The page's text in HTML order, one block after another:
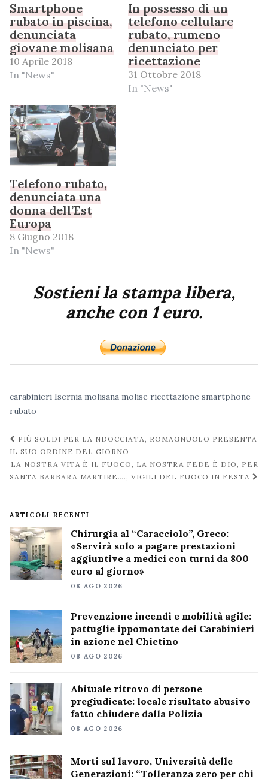
Smartphone
rubato in piscina,
denunciata
giovane molisana
10 Aprile 2018
In "News"
In possesso di un
telefono cellulare
rubato, rumeno
denunciato per
ricettazione
31 Ottobre 2018
In "News"
Telefono rubato,
denunciata una
donna dell’Est
Europa
8 Giugno 2018
In "News"
Sostieni la stampa libera,
anche con 1 euro.
carabinieri Isernia molisana molise ricettazione smartphone
rubato
Navigazione
post
PIÙ SOLDI PER LA NDOCCIATA, ROMAGNUOLO PRESENTA
IL SUO ORDINE DEL GIORNO
LA NOSTRA VITA È IL FUOCO, LA NOSTRA FEDE È DIO, PER
SANTA BARBARA MARTIRE…., VIGILI DEL FUOCO IN FESTA
ARTICOLI RECENTI
Chirurgia al “Caracciolo”, Greco:
«Servirà solo a pagare prestazioni
aggiuntive a medici con turni da 800
euro al giorno»
08 AGO 2026
Prevenzione incendi e mobilità agile:
pattuglie ippomontate dei Carabinieri
in azione nel Chietino
08 AGO 2026
Abituale ritrovo di persone
pregiudicate: locale risultato abusivo
fatto chiudere dalla Polizia
08 AGO 2026
Morti sul lavoro, Università delle
Generazioni: “Tolleranza zero per chi